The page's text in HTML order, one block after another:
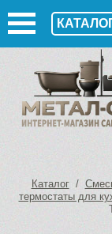
Каталог/
термостаты для